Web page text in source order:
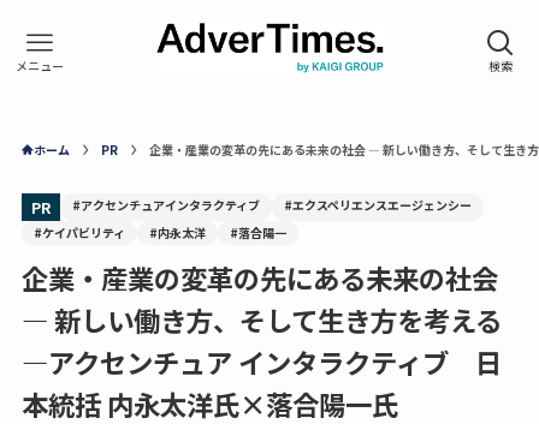
ホーム PR 企業・産業の変革の先にある未来の社会 ― 新しい働き方、そして生
PR #アクセンチュアインタラクティブ
#エクスペリエンスエージェンシー
#ケイパビリティ
#内永太洋 #落合陽一
企業・産業の変革の先にある未来の社会
― 新しい働き方、そして生き方を考える
―アクセンチュア インタラクティブ 日
本統括 内永太洋氏×落合陽一氏